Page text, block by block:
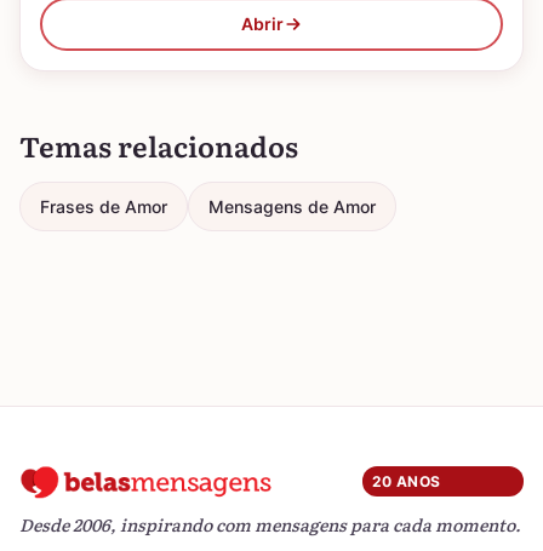
Abrir
Temas relacionados
Frases de Amor Mensagens de Amor
20 ANOS
Desde 2006, inspirando com mensagens para cada momento.